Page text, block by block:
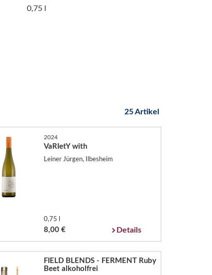
0,75 l
25 Artikel
2024
VaRIetY with
Leiner Jürgen, Ilbesheim
0,75 l
8,00 € Details
FIELD BLENDS - FERMENT Ruby
Beet alkoholfrei